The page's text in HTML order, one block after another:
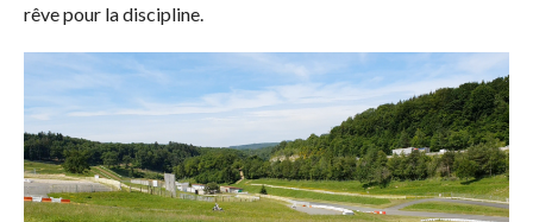
rêve pour la discipline.